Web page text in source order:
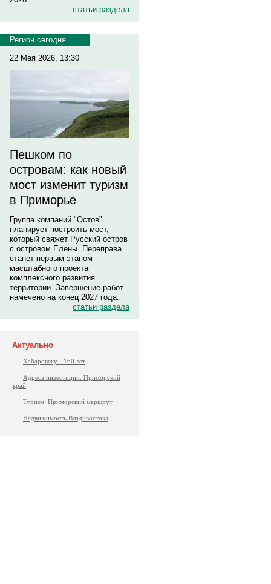
статьи раздела
Регион сегодня
22 Мая 2026, 13:30
Пешком по
островам: как новый
мост изменит туризм
в Приморье
Группа компаний "Остов"
планирует построить мост,
который свяжет Русский остров
с островом Елены. Переправа
станет первым этапом
масштабного проекта
комплексного развития
территории. Завершение работ
намечено на конец 2027 года.
статьи раздела
Актуально
Хабаровску - 160 лет
Адреса инвестиций. Приморский
край
Туризм: Приморский маршрут
Недвижимость Владивостока